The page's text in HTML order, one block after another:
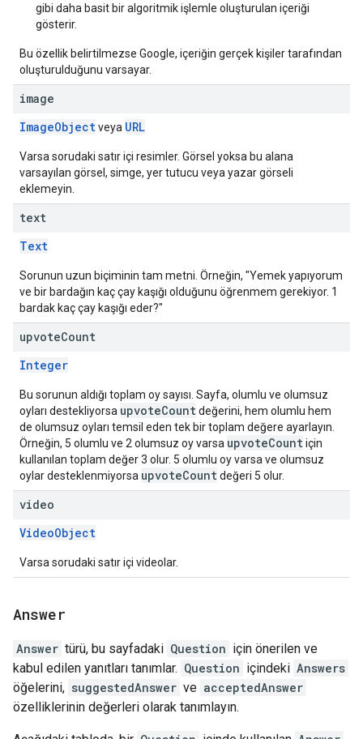
gibi daha basit bir algoritmik işlemle oluşturulan içeriği
gösterir.
Bu özellik belirtilmezse Google, içeriğin gerçek kişiler tarafından
oluşturulduğunu varsayar.
image
ImageObject veya URL
Varsa sorudaki satır içi resimler. Görsel yoksa bu alana
varsayılan görsel, simge, yer tutucu veya yazar görseli
eklemeyin.
text
Text
Sorunun uzun biçiminin tam metni. Örneğin, "Yemek yapıyorum
ve bir bardağın kaç çay kaşığı olduğunu öğrenmem gerekiyor. 1
bardak kaç çay kaşığı eder?"
upvoteCount
Integer
Bu sorunun aldığı toplam oy sayısı. Sayfa, olumlu ve olumsuz
oyları destekliyorsa upvoteCount değerini, hem olumlu hem
de olumsuz oyları temsil eden tek bir toplam değere ayarlayın.
Örneğin, 5 olumlu ve 2 olumsuz oy varsa upvoteCount için
kullanılan toplam değer 3 olur. 5 olumlu oy varsa ve olumsuz
oylar desteklenmiyorsa upvoteCount değeri 5 olur.
video
VideoObject
Varsa sorudaki satır içi videolar.
Answer
Answer türü, bu sayfadaki Question için önerilen ve
kabul edilen yanıtları tanımlar. Question içindeki Answers
öğelerini, suggestedAnswer ve acceptedAnswer
özelliklerinin değerleri olarak tanımlayın.